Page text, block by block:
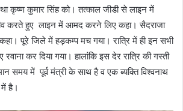
कृष्ण कुमार सिंह को। तत्काल जीडी से लाइन में
करते हुए लाइन में आमद करने लिए कहा। सैदराजा
पूरे जिले में हड़कम्प मच गया। रात्रि में ही इन सभी
कर दिया गया। हालांकि इस देर रात्रि की गस्ती
समय में पूर्व मंत्री के साथ है व एक ब्यक्ति विश्वनाथ
में है।